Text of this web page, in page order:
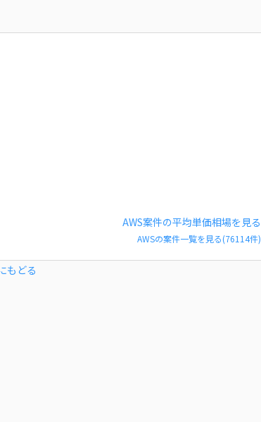
AWS案件の平均単価相場を見る
AWSの案件一覧を見る(76114件)
もどる